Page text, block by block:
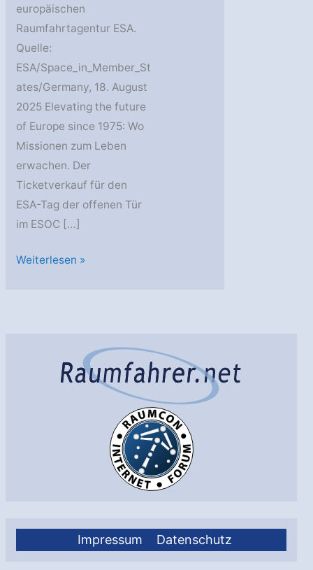
Impressum Datenschutz
europäischen
Raumfahrtagentur ESA.
Quelle:
ESA/Space_in_Member_St
ates/Germany, 18. August
2025 Elevating the future
of Europe since 1975: Wo
Missionen zum Leben
erwachen. Der
Ticketverkauf für den
ESA-Tag der offenen Tür
im ESOC […]
Tag
Weiterlesen »